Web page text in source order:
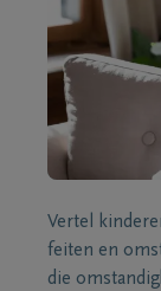
Vertel
feiten en
die